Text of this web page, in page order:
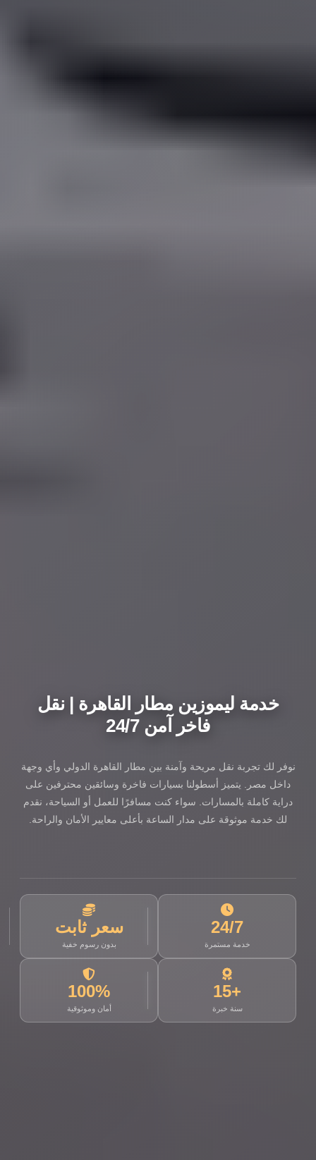
خدمة ليموزين مطار القاهرة | نقل
فاخر آمن 24/7
نوفر لك تجربة نقل مريحة وآمنة بين مطار القاهرة الدولي وأي وجهة
داخل مصر. يتميز أسطولنا بسيارات فاخرة وسائقين محترفين على
دراية كاملة بالمسارات. سواء كنت مسافرًا للعمل أو السياحة، نقدم
لك خدمة موثوقة على مدار الساعة بأعلى معايير الأمان والراحة.
24/7
خدمة مستمرة
سعر ثابت
بدون رسوم خفية
+15
سنة خبرة
100%
أمان وموثوقية